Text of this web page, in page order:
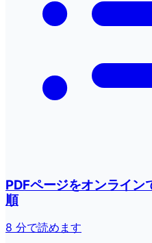
PDFページをオンライン
順
8 分で読めます